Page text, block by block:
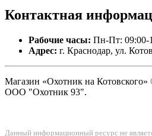
Контактная
Рабочие часы: Пн-Пт: 09:00-
Адрес: г. Краснодар, ул.
Магазин «Охотник на Котовского»
ООО "Охотник 93".
Данный информационный ресурс не